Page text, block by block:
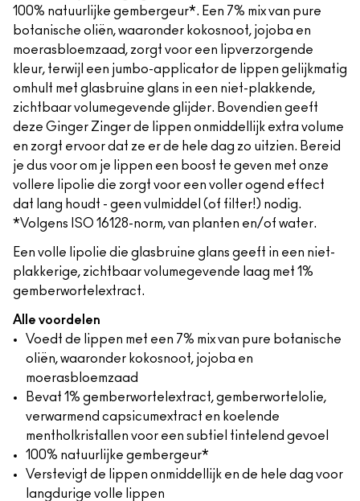
100% natuurlijke gembergeur*. Een 7% mix van pure
botanische oliën, waaronder kokosnoot, jojoba en
moerasbloemzaad, zorgt voor een lipverzorgende
kleur, terwijl een jumbo-applicator de lippen gelijkmatig
omhult met glasbruine glans in een niet-plakkende,
zichtbaar volumegevende glijder. Bovendien geeft
deze Ginger Zinger de lippen onmiddellijk extra volume
en zorgt ervoor dat ze er de hele dag zo uitzien. Bereid
je dus voor om je lippen een boost te geven met onze
vollere lipolie die zorgt voor een voller ogend effect
dat lang houdt - geen vulmiddel (of filter!) nodig.
*Volgens ISO 16128-norm, van planten en/of water.
Een volle lipolie die glasbruine glans geeft in een niet-
plakkerige, zichtbaar volumegevende laag met 1%
gemberwortelextract.
Alle voordelen
Voedt de lippen met een 7% mix van pure botanische
oliën, waaronder kokosnoot, jojoba en
moerasbloemzaad
Bevat 1% gemberwortelextract, gemberwortelolie,
verwarmend capsicumextract en koelende
mentholkristallen voor een subtiel tintelend gevoel
100% natuurlijke gembergeur*
Verstevigt de lippen onmiddellijk en de hele dag voor
langdurige volle lippen